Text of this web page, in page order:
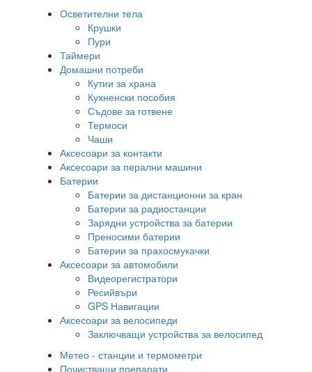
Осветителни тела
Крушки
Пури
Таймери
Домашни потреби
Кутии за храна
Кухненски пособия
Съдове за готвене
Термоси
Чаши
Аксесоари за контакти
Аксесоари за перални машини
Батерии
Батерии за дистанционни за кран
Батерии за радиостанции
Зарядни устройства за батерии
Преносими батерии
Батерии за прахосмукачки
Аксесоари за автомобили
Видеорегистратори
Ресийвъри
GPS Навигации
Аксесоари за велосипеди
Заключващи устройства за велосипед
Метео - станции и термометри
Почистващи препарати